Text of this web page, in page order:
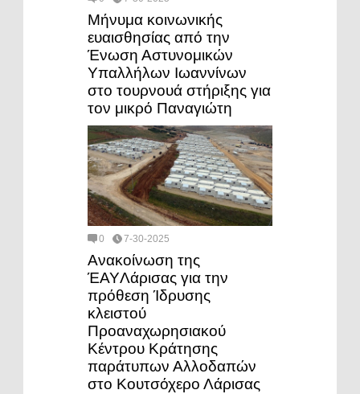
Μήνυμα κοινωνικής
ευαισθησίας από την
Ένωση Αστυνομικών
Υπαλλήλων Ιωαννίνων
στο τουρνουά στήριξης για
τον μικρό Παναγιώτη
0 7-30-2025
Ανακοίνωση της
ΈAYΛάρισας για την
πρόθεση Ίδρυσης
κλειστού
Προαναχωρησιακού
Κέντρου Κράτησης
παράτυπων Αλλοδαπών
στο Κουτσόχερο Λάρισας